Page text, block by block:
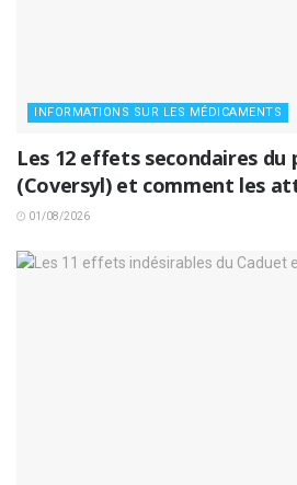
INFORMATIONS SUR LES MÉDICAMENTS
Les 12 effets secondaires du
(Coversyl) et comment les
01/08/2026